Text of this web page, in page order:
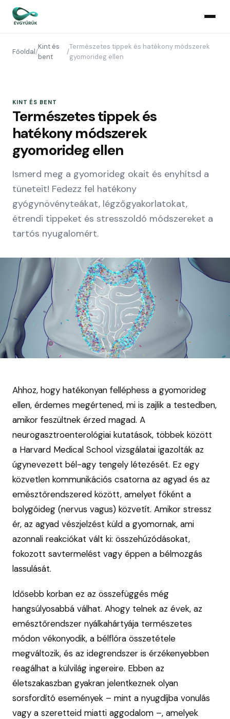
Főoldal/
Kint és
bent
/
Természetes tippek és hatékony módszerek
gyomorideg ellen
KINT ÉS BENT
Természetes tippek és
hatékony módszerek
gyomorideg ellen
Ismerd meg a gyomorideg okait és enyhítsd a
tüneteit! Fedezz fel hatékony
gyógynövényteákat, légzőgyakorlatokat,
étrendi tippeket és stresszoldó módszereket a
tartós nyugalomért.
Ahhoz, hogy hatékonyan felléphess a gyomorideg
ellen, érdemes megértened, mi is zajlik a testedben,
amikor feszültnek érzed magad. A
neurogasztroenterológiai kutatások, többek között
a Harvard Medical School vizsgálatai igazolták az
úgynevezett bél-agy tengely létezését. Ez egy
közvetlen kommunikációs csatorna az agyad és az
emésztőrendszered között, amelyet főként a
bolygóideg (nervus vagus) közvetít. Amikor stressz
ér, az agyad vészjelzést küld a gyomornak, ami
azonnali reakciókat vált ki: összehúzódásokat,
fokozott savtermelést vagy éppen a bélmozgás
lassulását.
Idősebb korban ez az összefüggés még
hangsúlyosabbá válhat. Ahogy telnek az évek, az
emésztőrendszer nyálkahártyája természetes
módon vékonyodik, a bélflóra összetétele
megváltozik, és az idegrendszer is érzékenyebben
reagálhat a külvilág ingereire. Ebben az
életszakaszban gyakran jelentkeznek olyan
sorsfordító események – mint a nyugdíjba vonulás
vagy a szeretteid miatti aggodalom –, amelyek